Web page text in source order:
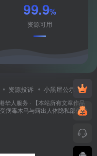
99.9%
资源可用
资源投诉 小黑屋公示
华人服务 · 【本站所有文章作品
病毒木马与露出人体隐私部位投